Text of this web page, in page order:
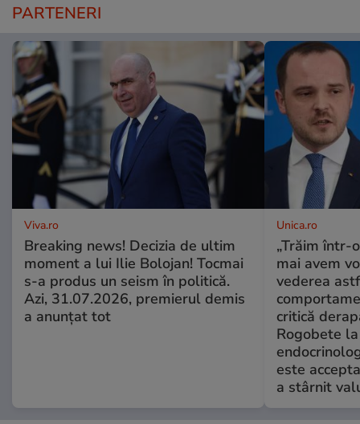
PARTENERI
Viva.ro
Breaking news! Decizia de ultim
moment a lui Ilie Bolojan! Tocmai
s-a produs un seism în politică.
Azi, 31.07.2026, premierul demis
a anunțat tot
Unica.ro
„Trăim într-
mai avem
vederea
critică
Rogobete
este
a stârnit